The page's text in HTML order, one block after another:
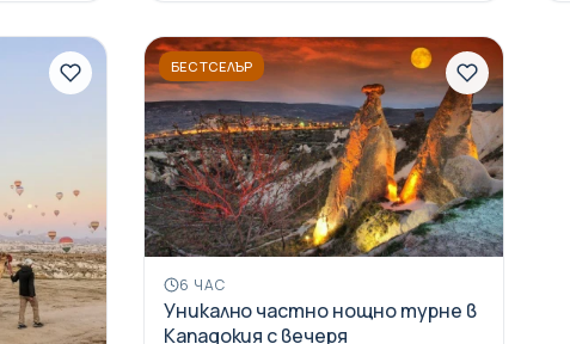
БЕСТСЕЛЪР
6 ЧАС
Уникално частно нощно турне в
Кападокия с вечеря